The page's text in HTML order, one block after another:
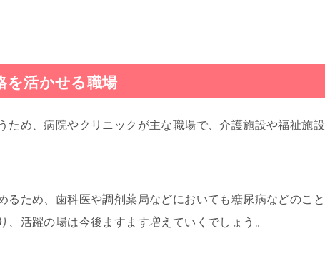
を活かせる職場
め、病院やクリニックが主な職場で、介護施設や福祉施設
るため、歯科医や調剤薬局などにおいても糖尿病などのこと
活躍の場は今後ますます増えていくでしょう。